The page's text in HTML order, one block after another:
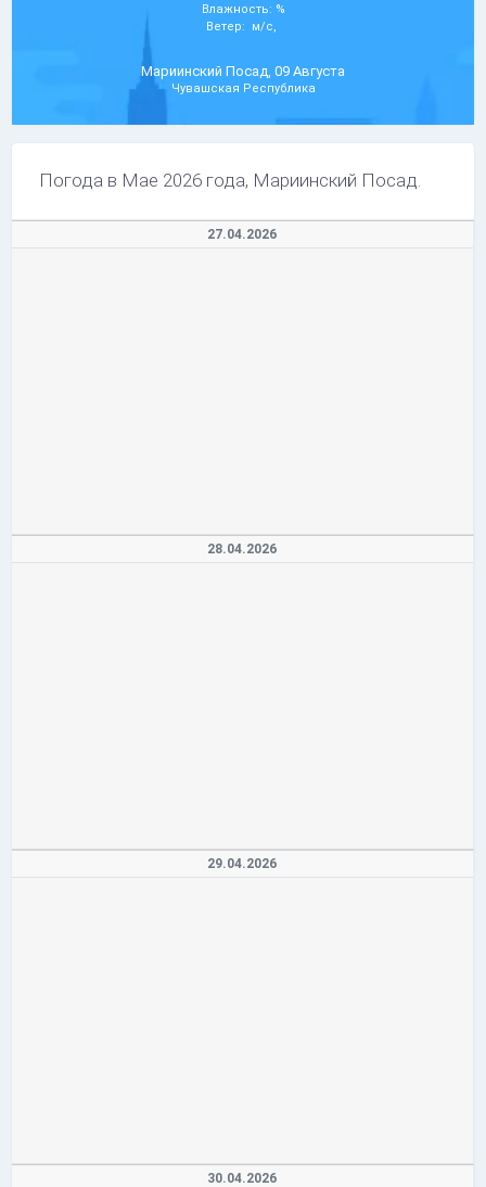
Влажность: %
Ветер: м/с,
Мариинский Посад, 09 Августа
Чувашская Республика
Погода в Мае 2026 года, Мариинский Посад.
27.04.2026
28.04.2026
29.04.2026
30.04.2026